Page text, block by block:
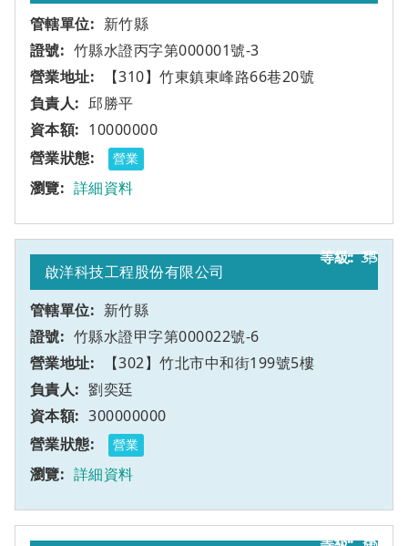
新竹縣
竹縣水證丙字第000001號-3
【310】竹東鎮東峰路66巷20號
邱勝平
10000000
營業
詳細資料
35
啟洋科技工程股份有限公司
新竹縣
竹縣水證甲字第000022號-6
【302】竹北市中和街199號5樓
甲
劉奕廷
300000000
營業
詳細資料